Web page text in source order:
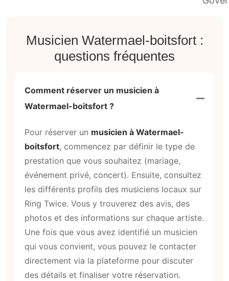
Musicien Watermael-boitsfort :
questions fréquentes
Comment réserver un musicien à
Watermael-boitsfort ?
Pour réserver un musicien à Watermael-
boitsfort, commencez par définir le type de
prestation que vous souhaitez (mariage,
événement privé, concert). Ensuite, consultez
les différents profils des musiciens locaux sur
Ring Twice. Vous y trouverez des avis, des
photos et des informations sur chaque artiste.
Une fois que vous avez identifié un musicien
qui vous convient, vous pouvez le contacter
directement via la plateforme pour discuter
des détails et finaliser votre réservation.